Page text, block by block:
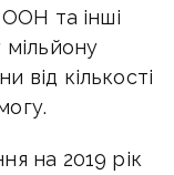
та інші
мільйону
кількості
на 2019 рік